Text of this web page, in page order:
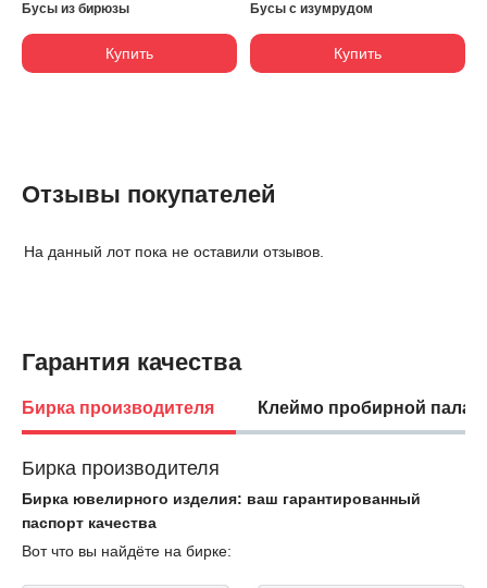
Бусы из бирюзы
Купить
Бусы с изумрудом
Купить
Отзывы покупателей
На данный лот пока не оставили отзывов.
Гарантия качества
Бирка производителя Клеймо пробирной
Бирка производителя
Бирка ювелирного изделия: ваш гарантированный
паспорт качества
Вот что вы найдёте на бирке: